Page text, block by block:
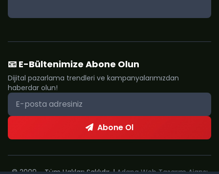
📧 E-Bültenimize Abone Olun
Dijital pazarlama trendleri ve kampanyalarımızdan
haberdar olun!
Abone Ol
© 2009 - Tüm Hakları Saklıdır. |Adana Web Tasarım Ajansı